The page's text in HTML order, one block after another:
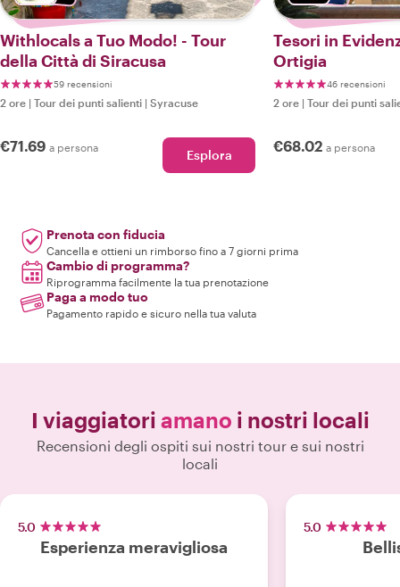
Withlocals a Tuo Modo! - Tour
della Città di Siracusa
59 recensioni
2 ore | Tour dei punti salienti | Syracuse
€71.69 a persona Esplora
Tesori in
Ortigia
46 recensioni
2 ore | Tour dei punti
€68.02 a persona
Prenota con fiducia
Cancella e ottieni un rimborso fino a 7 giorni prima
Cambio di programma?
Riprogramma facilmente la tua prenotazione
Paga a modo tuo
Pagamento rapido e sicuro nella tua valuta
I viaggiatori amano i nostri locali
Recensioni degli ospiti sui nostri tour e sui nostri
locali
5.0
Esperienza meravigliosa
5.0